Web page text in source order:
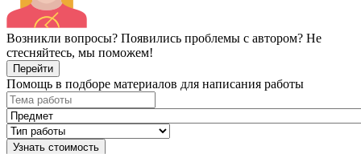
Возникли вопросы? Появились проблемы с автором? Не
стесняйтесь, мы поможем!
Перейти
Помощь в подборе материалов для написания работы
Узнать стоимость